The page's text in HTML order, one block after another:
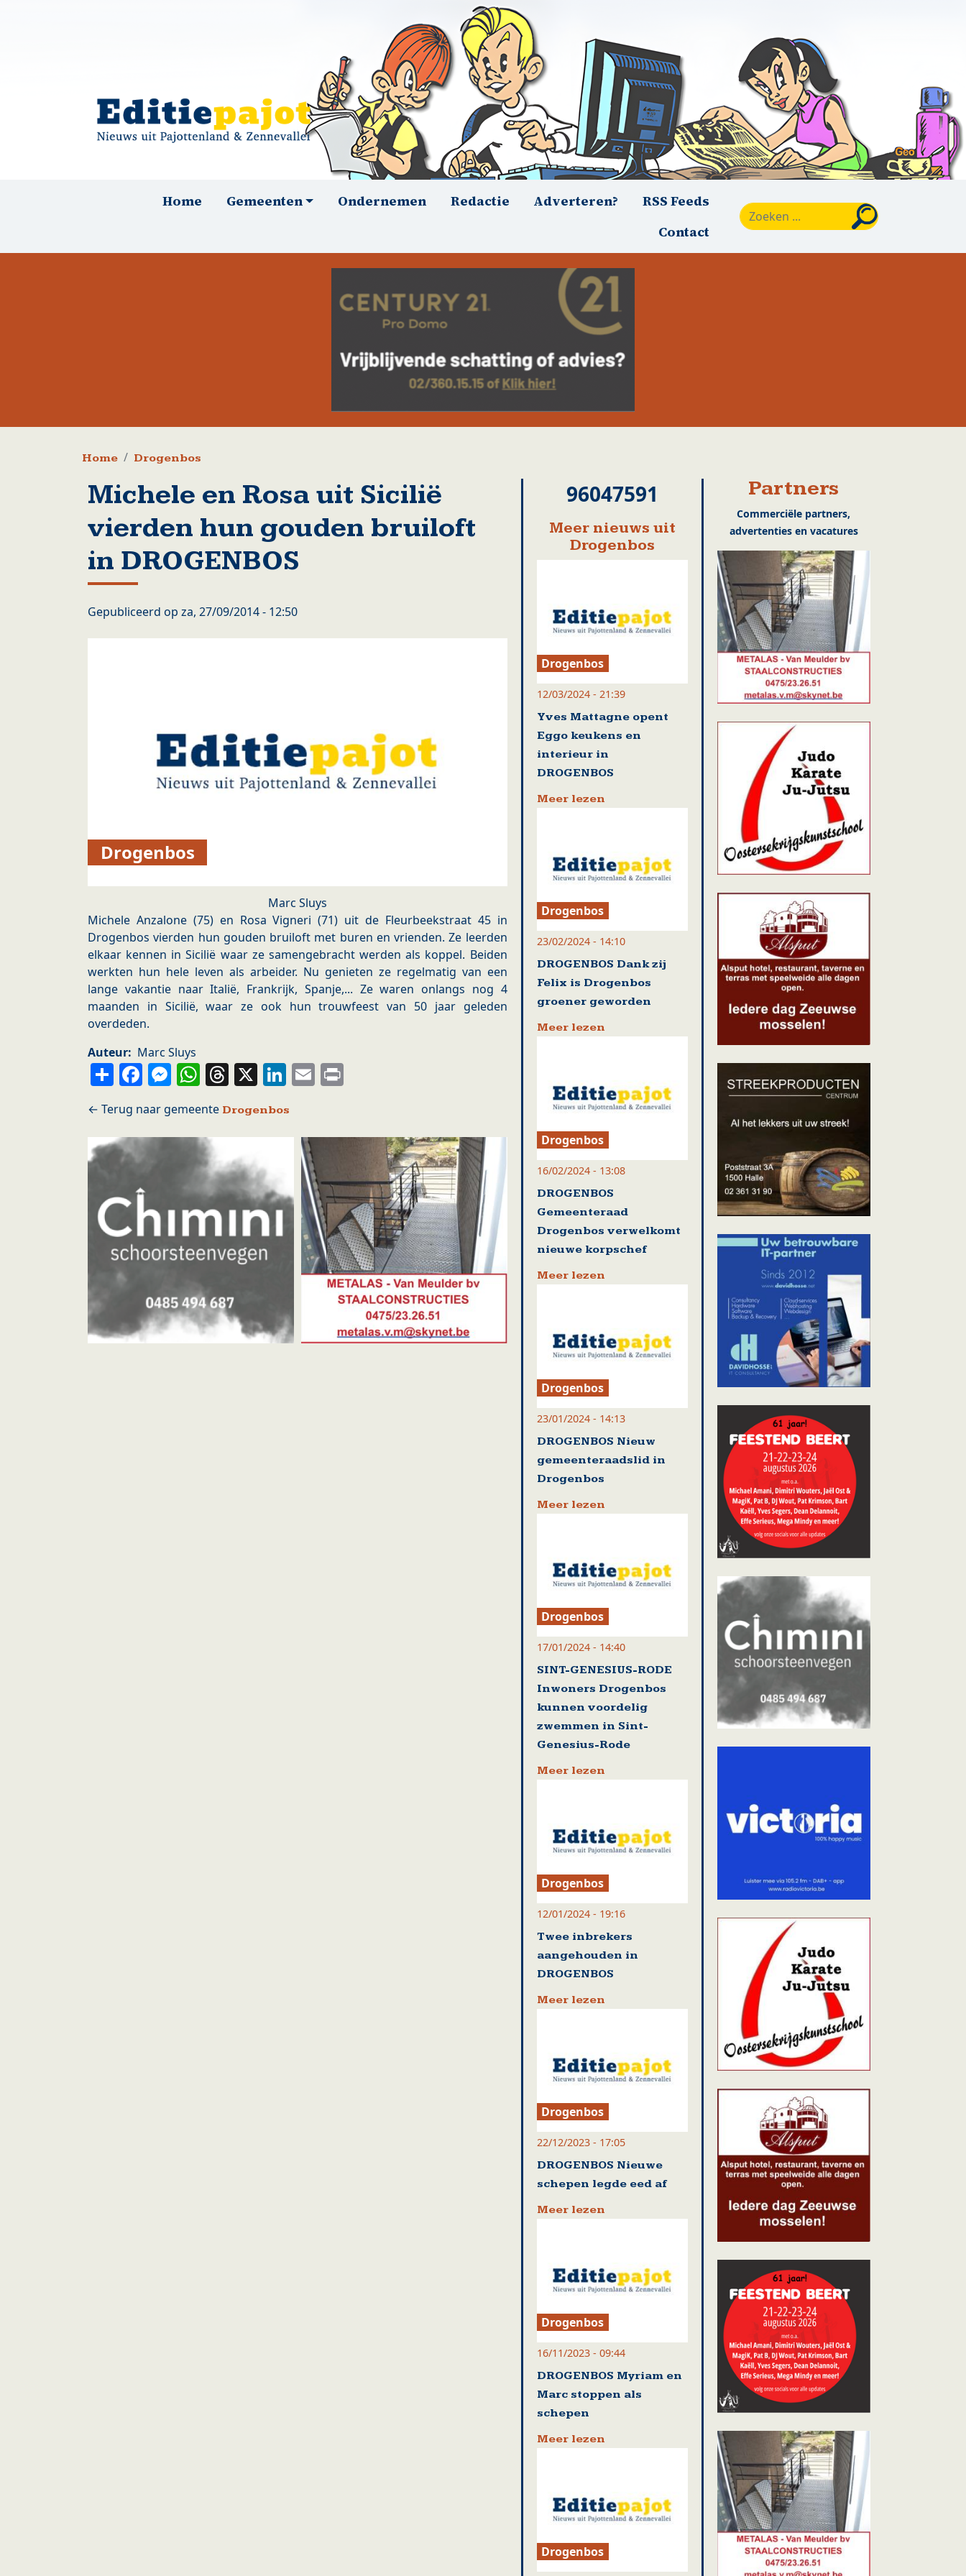
HoofdnavigatieHome Gemeenten Ondernemen Redactie Adverteren?
RSS Feeds
Contact
Kruimelpad
Home Drogenbos
Michele en Rosa uit Sicilië
vierden hun gouden bruiloft
in DROGENBOS
Gepubliceerd op za, 27/09/2014 - 12:50
Drogenbos
Marc Sluys
Michele Anzalone (75) en Rosa Vigneri (71) uit de Fleurbeekstraat 45 in
Drogenbos vierden hun gouden bruiloft met buren en vrienden. Ze leerden
elkaar kennen in Sicilië waar ze samengebracht werden als koppel. Beiden
werkten hun hele leven als arbeider. Nu genieten ze regelmatig van een
lange vakantie naar Italië, Frankrijk, Spanje,... Ze waren onlangs nog 4
maanden in Sicilië, waar ze ook hun trouwfeest van 50 jaar geleden
overdeden.
Auteur
Marc Sluys
ShareFacebook
Messenger
WhatsApp
Threads
X LinkedIn
Email
Drogenbos
96047591
Meer nieuws uit
Drogenbos
Drogenbos
12/03/2024 - 21:39
Yves Mattagne opent
Eggo keukens en
interieur in
DROGENBOS
Meer lezen
Drogenbos
23/02/2024 - 14:10
DROGENBOS Dank zij
Felix is Drogenbos
groener geworden
Meer lezen
Drogenbos
16/02/2024 - 13:08
DROGENBOS
Gemeenteraad
Drogenbos verwelkomt
nieuwe korpschef
Meer lezen
Drogenbos
23/01/2024 - 14:13
DROGENBOS Nieuw
gemeenteraadslid in
Drogenbos
Meer lezen
Drogenbos
17/01/2024 - 14:40
SINT-GENESIUS-RODE
Inwoners Drogenbos
kunnen voordelig
zwemmen in Sint-
Genesius-Rode
Meer lezen
Drogenbos
12/01/2024 - 19:16
Twee inbrekers
aangehouden in
DROGENBOS
Meer lezen
Drogenbos
22/12/2023 - 17:05
DROGENBOS Nieuwe
schepen legde eed af
Meer lezen
Drogenbos
16/11/2023 - 09:44
DROGENBOS Myriam en
Marc stoppen als
schepen
Meer lezen
Drogenbos
Partners
Commerciële partners,
advertenties en vacatures